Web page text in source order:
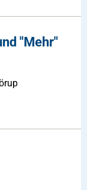
"Mehr"